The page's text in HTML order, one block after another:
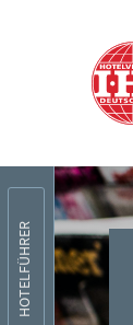
HOTELFÜHRER